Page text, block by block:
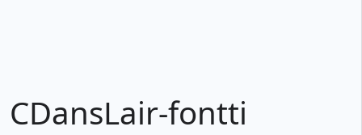
CDansLair-fontti